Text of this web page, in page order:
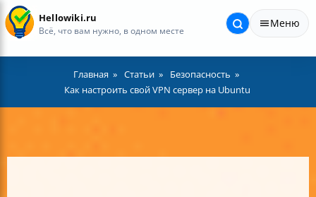
Hellowiki.ru
Всё, что вам нужно, в одном месте
Меню
Главная Статьи
Безопасность
Как настроить свой VPN сервер на Ubuntu